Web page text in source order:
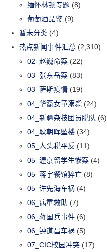
缅怀林顿专题 (8)
葡萄酒品鉴 (9)
暂未分类 (4)
热点新闻事件汇总 (2,310)
02_赵巍命案 (22)
03_张东岳案 (83)
03_萨斯疫情 (19)
04_华裔女童溺毙 (24)
04_新疆杂技团员脱队 (6)
04_耿朝晖坠楼 (34)
05_人头税平反 (11)
05_渥京留学生惨案 (4)
05_蒋宇餐馆猝亡 (8)
05_许先海车祸 (4)
06_病童救助 (7)
06_蒋国兵事件 (6)
06_钟道昌车祸 (5)
07_CIC校园冲突 (17)